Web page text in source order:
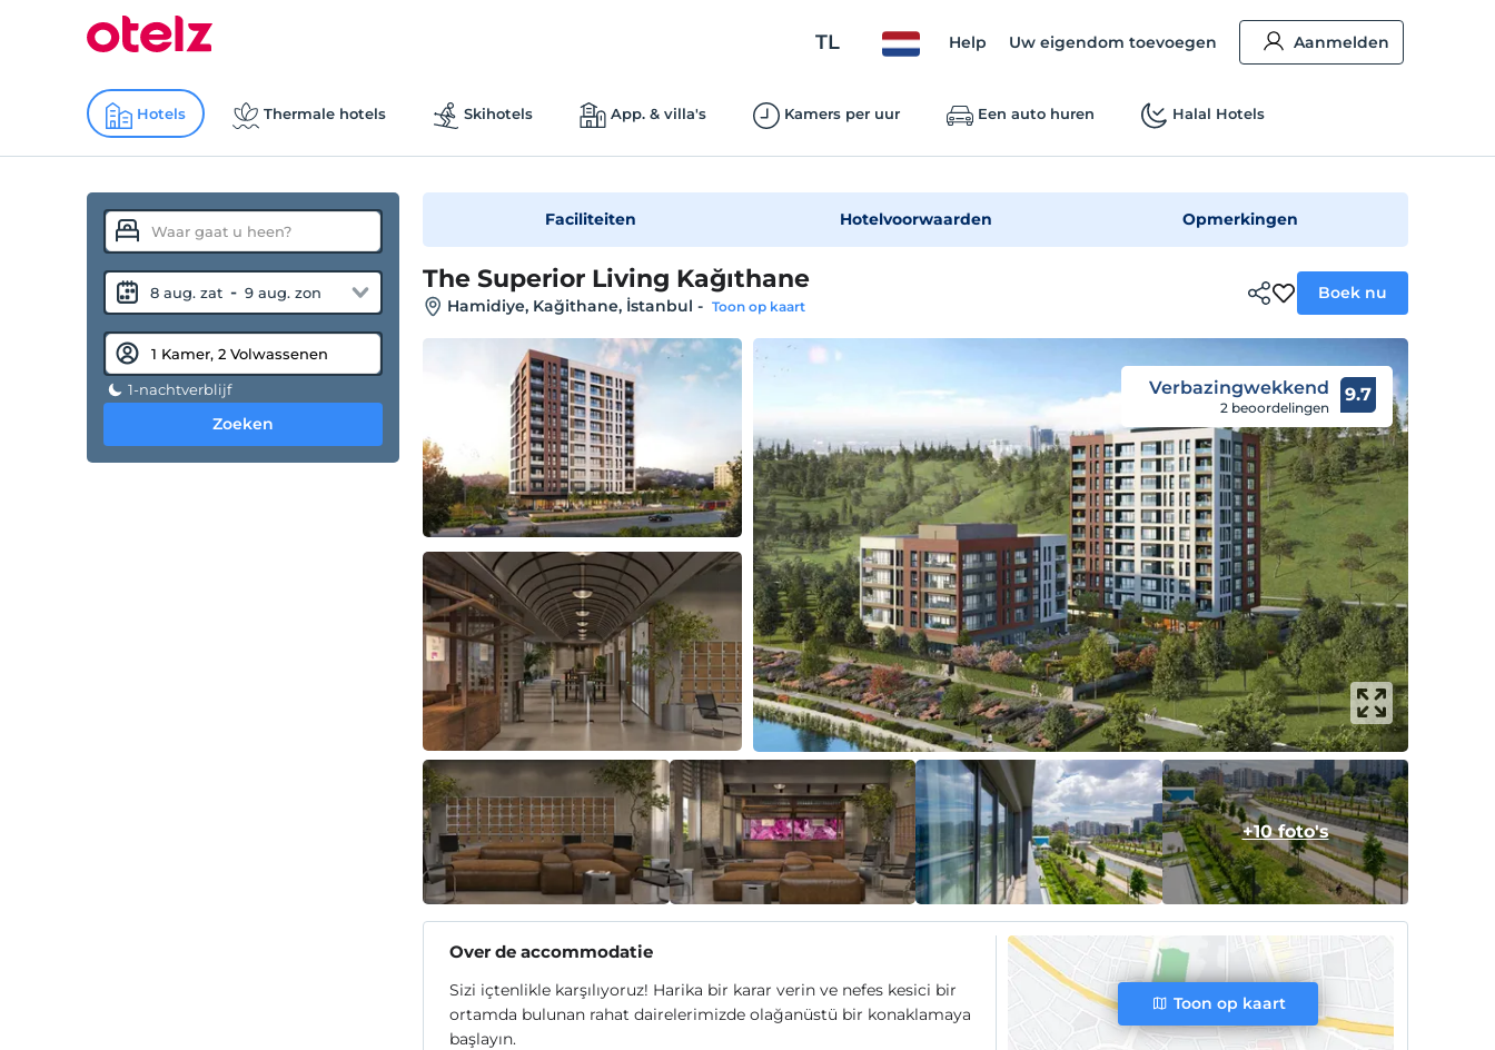
TL Help Uw eigendom toevoegen Aanmelden
Hotels Thermale hotels Skihotels App. & villa's Kamers per uur Een auto huren Halal Hotels
8 aug. zat - 9 aug. zon
1-nachtverblijf
Zoeken
Faciliteiten Hotelvoorwaarden Opmerkingen
The Superior Living Kağıthane
Hamidiye, Kağithane, İstanbul - Toon op kaart
Boek nu
Verbazingwekkend
2 beoordelingen
9.7
+10 foto's
Over de accommodatie
Sizi içtenlikle karşılıyoruz! Harika bir karar verin ve nefes kesici bir
ortamda bulunan rahat dairelerimizde olağanüstü bir konaklamaya
başlayın.
Toon op kaart